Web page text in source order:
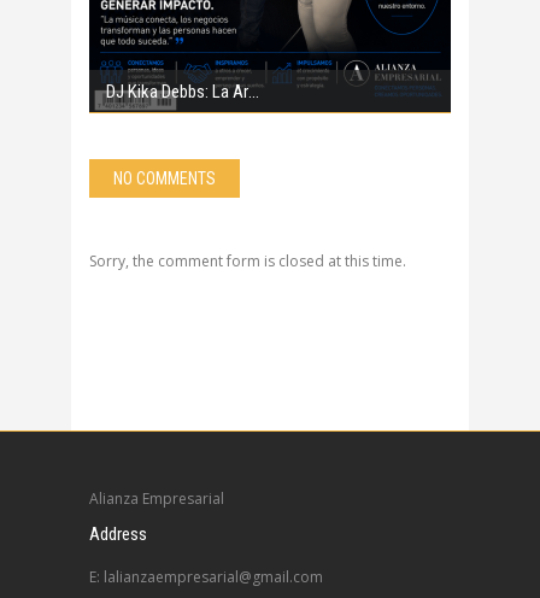
DJ Kika Debbs: La Ar
NO COMMENTS
Sorry, the comment form is closed at this time.
Alianza Empresarial
Address
E: lalianzaempresarial@gmail.com